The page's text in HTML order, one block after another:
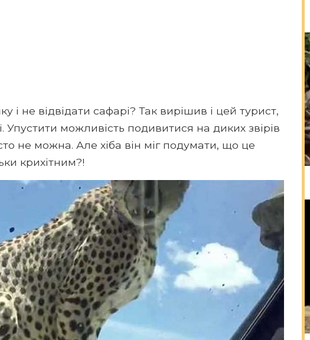
і не відвідати сафарі? Так вирішив і цей турист,
Упустити можливість подивитися на диких звірів
не можна. Але хіба він міг подумати, що це
крихітним?!